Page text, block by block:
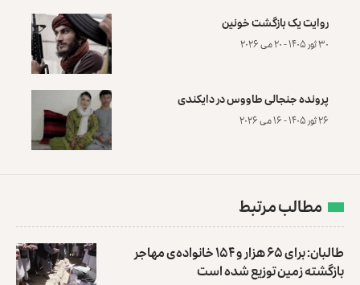
روایت یک بازگشت خونین
۳۰ ثور ۱۴۰۵ - ۲۰ می ۲۰۲۶
پرونده‌ جنجالی طاووس در دایکندی
۲۶ ثور ۱۴۰۵ - ۱۶ می ۲۰۲۶
مطالب مرتبط
طالبان: برای ۶۵ هزار و ۱۵۴ خانواده‌ی مهاجر
بازگشته زمین توزیع ‏شده است